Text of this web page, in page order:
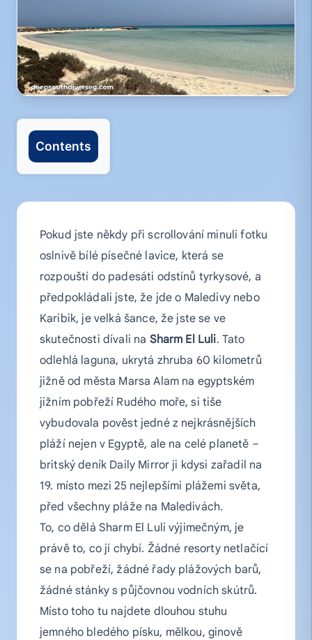
Contents
Pokud jste někdy při scrollování minuli fotku
oslnivě bílé písečné lavice, která se
rozpouští do padesáti odstínů tyrkysové, a
předpokládali jste, že jde o Maledivy nebo
Karibik, je velká šance, že jste se ve
skutečnosti dívali na Sharm El Luli. Tato
odlehlá laguna, ukrytá zhruba 60 kilometrů
jižně od města Marsa Alam na egyptském
jižním pobřeží Rudého moře, si tiše
vybudovala pověst jedné z nejkrásnějších
pláží nejen v Egyptě, ale na celé planetě –
britský deník Daily Mirror ji kdysi zařadil na
19. místo mezi 25 nejlepšími plážemi světa,
před všechny pláže na Maledivách.
To, co dělá Sharm El Luli výjimečným, je
právě to, co jí chybí. Žádné resorty netlačící
se na pobřeží, žádné řady plážových barů,
žádné stánky s půjčovnou vodních skútrů.
Místo toho tu najdete dlouhou stuhu
jemného bledého písku, mělkou, ginově